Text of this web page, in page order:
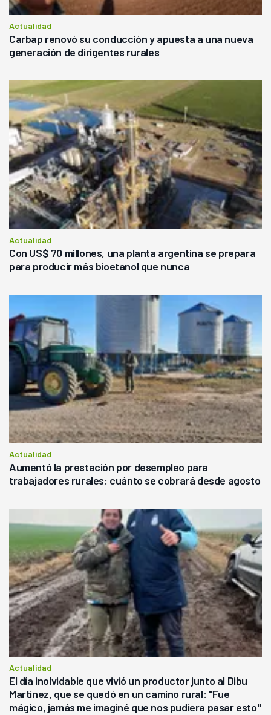
Actualidad
Carbap renovó su conducción y apuesta a una nueva
generación de dirigentes rurales
Actualidad
Con US$ 70 millones, una planta argentina se prepara
para producir más bioetanol que nunca
Actualidad
Aumentó la prestación por desempleo para
trabajadores rurales: cuánto se cobrará desde agosto
Actualidad
El día inolvidable que vivió un productor junto al Dibu
Martínez, que se quedó en un camino rural: "Fue
mágico, jamás me imaginé que nos pudiera pasar esto"